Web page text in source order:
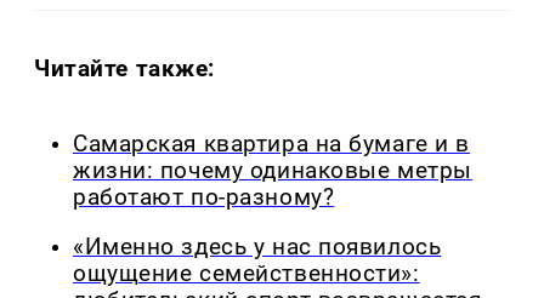
Читайте также:
Самарская квартира на бумаге и в
жизни: почему одинаковые метры
работают по-разному?
«Именно здесь у нас появилось
ощущение семейственности»: